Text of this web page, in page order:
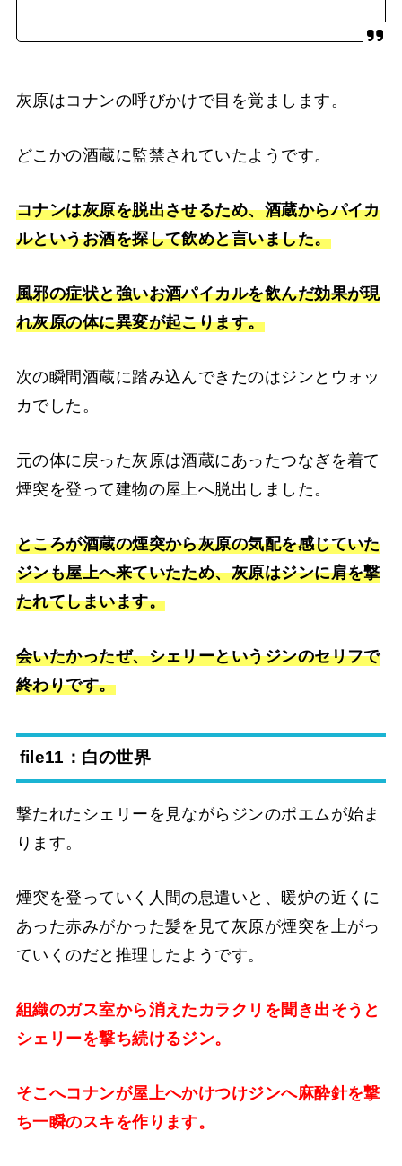
灰原はコナンの呼びかけで目を覚まします。
どこかの酒蔵に監禁されていたようです。
コナンは灰原を脱出させるため、酒蔵からパイカ
ルというお酒を探して飲めと言いました。
風邪の症状と強いお酒パイカルを飲んだ効果が現
れ灰原の体に異変が起こります。
次の瞬間酒蔵に踏み込んできたのはジンとウォッ
カでした。
元の体に戻った灰原は酒蔵にあったつなぎを着て
煙突を登って建物の屋上へ脱出しました。
ところが酒蔵の煙突から灰原の気配を感じていた
ジンも屋上へ来ていたため、灰原はジンに肩を撃
たれてしまいます。
会いたかったぜ、シェリーというジンのセリフで
終わりです。
file11：白の世界
撃たれたシェリーを見ながらジンのポエムが始ま
ります。
煙突を登っていく人間の息遣いと、暖炉の近くに
あった赤みがかった髪を見て灰原が煙突を上がっ
ていくのだと推理したようです。
組織のガス室から消えたカラクリを聞き出そうと
シェリーを撃ち続けるジン。
そこへコナンが屋上へかけつけジンへ麻酔針を撃
ち一瞬のスキを作ります。